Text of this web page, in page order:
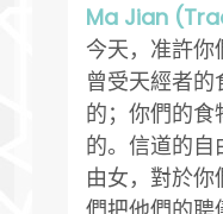
Ma Jian
今天，准許你
曾受天經者
的；你們的食
的。信道的自
由女，對於